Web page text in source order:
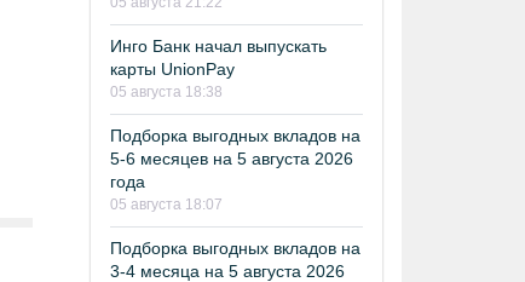
Инго Банк начал выпускать
карты UnionPay
05 августа 18:38
Подборка выгодных вкладов на
5-6 месяцев на 5 августа 2026
года
05 августа 18:07
Подборка выгодных вкладов на
3-4 месяца на 5 августа 2026